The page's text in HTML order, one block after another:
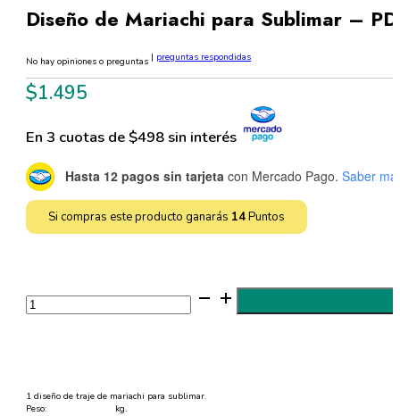
Diseño de Mariachi para Sublimar –
No hay opiniones o preguntas | preguntas respondidas
$1.495
En 3 cuotas de $498 sin interés
Hasta 12 pagos sin tarjeta con Mercado Pago. Saber
Si compras este producto ganarás 14Puntos
Diseño
de
Mariachi
1 diseño de traje de mariachi para sublimar.
Peso:
kg.